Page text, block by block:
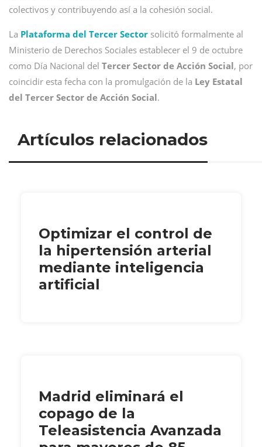
colectivos y contribuyendo así a la cohesión social.
La Plataforma del Tercer Sector solicitó formalmente al
Ministerio de Derechos Sociales establecer el 9 de octubre
como Día Nacional del Tercer Sector de Acción Social, por
coincidir esta fecha con la promulgación de la Ley Estatal
del Tercer Sector de Acción Social.
Artículos relacionados
Optimizar el control de
la hipertensión arterial
mediante inteligencia
artificial
Madrid eliminará el
copago de la
Teleasistencia Avanzada